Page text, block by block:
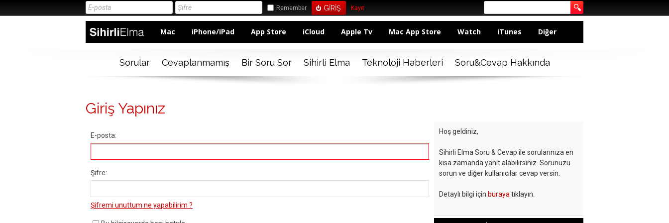
Remember Kayıt
Mac iPhone/iPad App Store iCloud Apple Tv Mac App Store Watch iTunes Diğer
Sorular Cevaplanmamış Bir Soru Sor Sihirli Elma Teknoloji Haberleri Soru&Cevap Hakkında
Giriş Yapınız
E-posta:
Şifre:
Şifremi unuttum ne yapabilirim ?
Hoş geldiniz,
Sihirli Elma Soru & Cevap ile sorularınıza en
kısa zamanda yanıt alabilirsiniz. Sorunuzu
sorun ve diğer kullanıcılar cevap versin.
Detaylı bilgi için buraya tıklayın.